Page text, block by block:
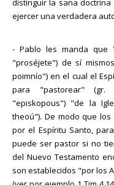
distinguir la sana
ejercer una verdadera
- Pablo les manda que
"proséjete") de sí
poimnío") en el cual el
para "pastorear" (gr.
"episkopous") "de la
theoú"). De modo que
por el Espíritu Santo,
puede ser pastor si no
del Nuevo Testamento
son establecidos "por los